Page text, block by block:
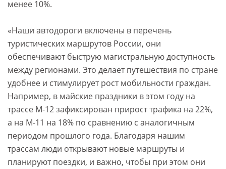
менее 10%.
«Наши автодороги включены в перечень
туристических маршрутов России, они
обеспечивают быструю магистральную доступность
между регионами. Это делает путешествия по стране
удобнее и стимулирует рост мобильности граждан.
Например, в майские праздники в этом году на
трассе М-12 зафиксирован прирост трафика на 22%,
а на М-11 на 18% по сравнению с аналогичным
периодом прошлого года. Благодаря нашим
трассам люди открывают новые маршруты и
планируют поездки, и важно, чтобы при этом они